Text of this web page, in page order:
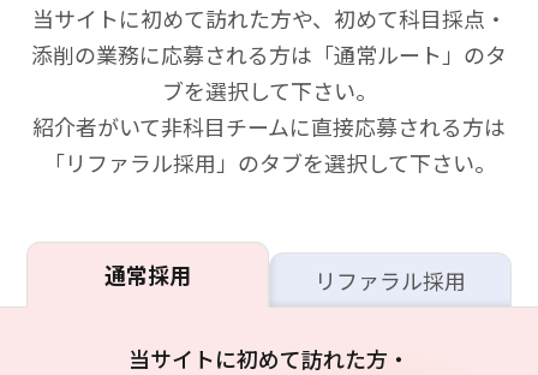
当サイトに初めて訪れた方や、初めて科目採点・
添削の業務に応募される方は「通常ルート」のタ
ブを選択して下さい。
紹介者がいて非科目チームに直接応募される方は
「リファラル採用」のタブを選択して下さい。
通常採用 リファラル採用
当サイトに初めて訪れた方・